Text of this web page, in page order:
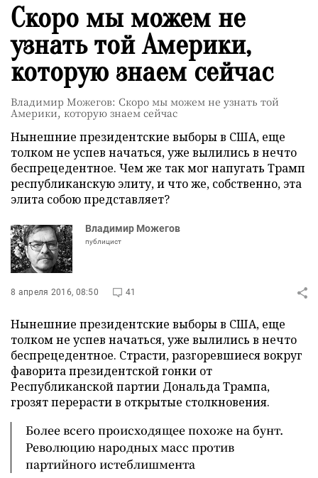
Скоро мы можем не
узнать той Америки,
которую знаем сейчас
Владимир Можегов: Скоро мы можем не узнать той
Америки, которую знаем сейчас
Нынешние президентские выборы в США, еще
толком не успев начаться, уже вылились в нечто
беспрецедентное. Чем же так мог напугать Трамп
республиканскую элиту, и что же, собственно, эта
элита собою представляет?
Владимир Можегов
публицист
8 апреля 2016, 08:50 41
Нынешние президентские выборы в США, еще
толком не успев начаться, уже вылились в нечто
беспрецедентное. Страсти, разгоревшиеся вокруг
фаворита президентской гонки от
Республиканской партии Дональда Трампа,
грозят перерасти в открытые столкновения.
Более всего происходящее похоже на бунт.
Революцию народных масс против
партийного истеблишмента